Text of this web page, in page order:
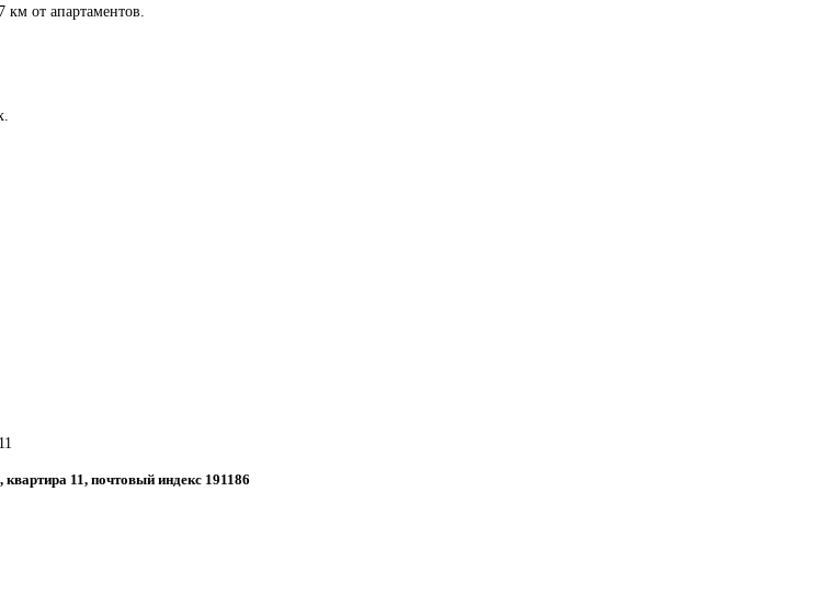
км от апартаментов.
квартира 11, почтовый индекс 191186